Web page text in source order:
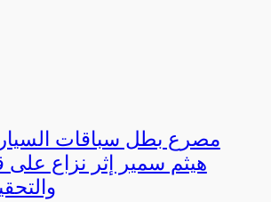
مصرع بطل سباقات
هيثم سمير إثر نزاع